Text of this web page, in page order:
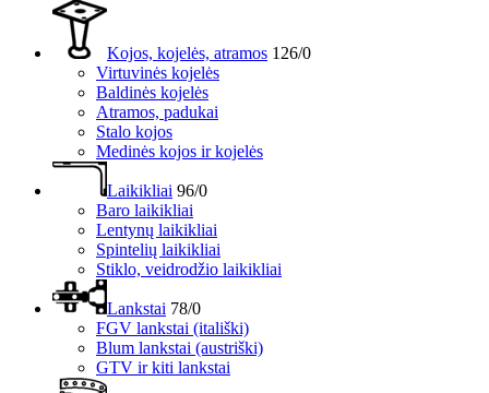
Kojos, kojelės, atramos 126/0
Virtuvinės kojelės
Baldinės kojelės
Atramos, padukai
Stalo kojos
Medinės kojos ir kojelės
Laikikliai 96/0
Baro laikikliai
Lentynų laikikliai
Spintelių laikikliai
Stiklo, veidrodžio laikikliai
Lankstai 78/0
FGV lankstai (itališki)
Blum lankstai (austriški)
GTV ir kiti lankstai